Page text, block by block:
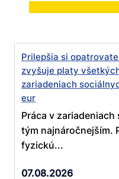
Prilepšia si
zvyšuje platy
zariadeniach
eur
Práca v
tým najnáročnejším.
fyzickú...
07.08.2026